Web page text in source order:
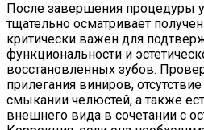
После завершения процедуры
тщательно осматривает
критически важен для
функциональности и
восстановленных зубов.
прилегания виниров,
смыкании челюстей, а также
внешнего вида в сочетании с